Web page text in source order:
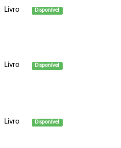
Livro Disponível
Livro Disponível
Livro Disponível